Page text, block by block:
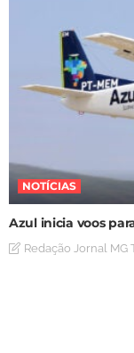
NOTÍCIAS
Azul inicia voos
Redação Jornal MG